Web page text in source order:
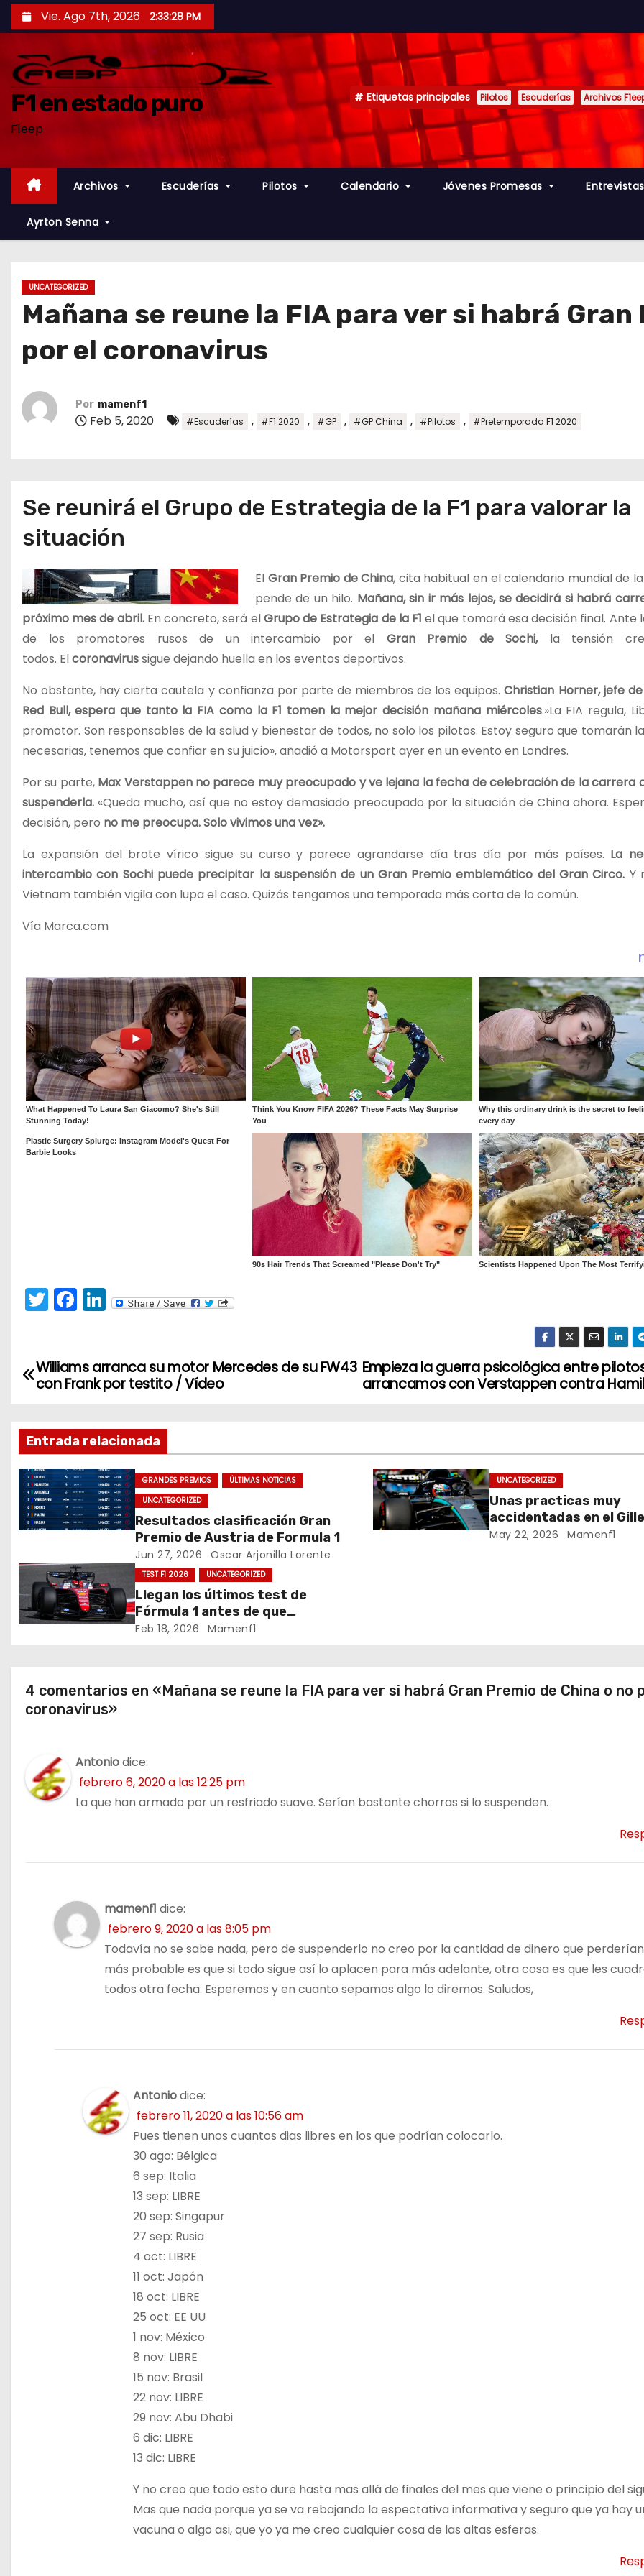
a
c
Vie. Ago 7th, 2026 2:33:29 PM
F1 en estado puro
F1eep
Etiquetas principales Pilotos Escuderías Archivos
Archivos Escuderías Pilotos Calendario Jóvenes Promesas
Ayrton Senna
UNCATEGORIZED
Mañana se reune la FIA para ver si habrá
por el coronavirus
Por mamenf1
Feb 5, 2020 #Escuderías , #F1 2020 , #GP , #GP China , #Pilotos , #Pretemporada F1 2020
Se reunirá el Grupo de Estrategia de la F1 para valorar la
situación
El Gran Premio de China, cita habitual en el calendario mundial de la
pende de un hilo. Mañana, sin ir más lejos, se decidirá si habrá
próximo mes de abril. En concreto, será elGrupo de Estrategia de la F1 el que tomará esa decisión final. Ante
de los promotores rusos de un intercambio por el Gran Premio de Sochi,la tensión
todos. Elcoronavirussigue dejando huella en los eventos deportivos.
No obstante, hay cierta cautela y confianza por parte de miembros de los equipos.Christian Horner, jefe
Red Bull, espera que tanto la FIA como la F1 tomen la mejor decisión mañana miércoles.»La FIA regula,
promotor. Son responsables de la salud y bienestar de todos, no solo los pilotos. Estoy seguro que tomarán
necesarias, tenemos que confiar en su juicio», añadió a Motorsport ayer en un evento en Londres.
Por su parte, Max Verstappen no parece muy preocupado y ve lejana la fecha de celebración de la carrera
suspenderla. «Queda mucho, así que no estoy demasiado preocupado por la situación de China ahora.
decisión, pero no me preocupa. Solo vivimos una vez».
La expansión del brote vírico sigue su curso y parece agrandarse día tras día por más países. La
intercambio con Sochi puede precipitar la suspensión de un Gran Premio emblemático del Gran Circo. Y
Vietnam también vigila con lupa el caso. Quizás tengamos una temporada más corta de lo común.
Vía Marca.com
T
w
er
F
a
e
b
o
k
Li
e
dI
N
v
e
g
a
ó
e
t
a
Empieza la guerra psicológica entre
arrancamos con Verstappen contra
Williams arranca su motor Mercedes de su FW43
con Frank por testito / Vídeo
Entrada relacionada
GRANDES PREMIOS
ÚLTIMAS NOTICIAS
UNCATEGORIZED
Resultados clasificación Gran
Premio de Austria de Formula 1
Jun 27, 2026 Oscar Arjonilla Lorente
UNCATEGORIZED
Unas practicas muy
accidentadas en el
Villeneuve deja a Fernando en
May 22, 2026 Mamenf1
TEST F1 2026 UNCATEGORIZED
Llegan los últimos test de
Fórmula 1 antes de que
comience la nueva temporada
Feb 18, 2026 Mamenf1
4 comentarios en «Mañana se reune la FIA para ver si habrá Gran Premio de China o no
coronavirus»
Antoniodice:
febrero 6, 2020 a las 12:25 pm
La que han armado por un resfriado suave. Serían bastante chorras si lo suspenden.
mamenf1 dice:
febrero 9, 2020 a las 8:05 pm
Todavía no se sabe nada, pero de suspenderlo no creo por la cantidad de dinero que
más probable es que si todo sigue así lo aplacen para más adelante, otra cosa es que les
todos otra fecha. Esperemos y en cuanto sepamos algo lo diremos. Saludos,
Antoniodice:
febrero 11, 2020 a las 10:56 am
Pues tienen unos cuantos dias libres en los que podrían colocarlo.
30 ago: Bélgica
6 sep: Italia
13 sep: LIBRE
20 sep: Singapur
27 sep: Rusia
4 oct: LIBRE
11 oct: Japón
18 oct: LIBRE
25 oct: EE UU
1 nov: México
8 nov: LIBRE
15 nov: Brasil
22 nov: LIBRE
29 nov: Abu Dhabi
6 dic: LIBRE
13 dic: LIBRE
Y no creo que todo esto dure hasta mas allá de finales del mes que viene o principio del
Mas que nada porque ya se va rebajando la espectativa informativa y seguro que ya hay
vacuna o algo asi, que yo ya me creo cualquier cosa de las altas esferas.